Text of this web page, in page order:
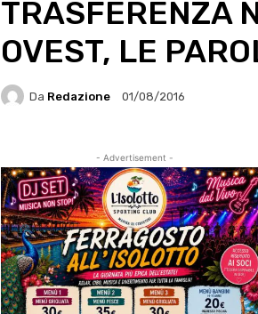
TRASFERENZA
OVEST, LE
Da Redazione 01/08/2016
- Advertisement -